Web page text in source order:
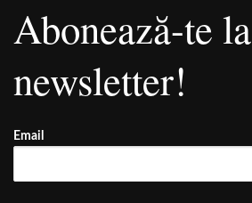
Abonează-te la
newsletter!
Email